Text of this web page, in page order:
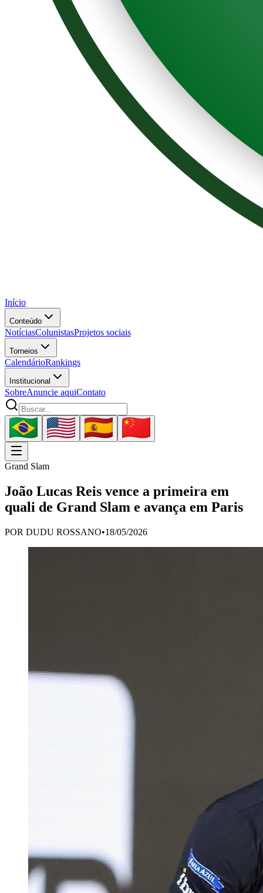
Início
Conteúdo
NotíciasColunistasProjetos sociais
Torneios
CalendárioRankings
Institucional
SobreAnuncie aquiContato
Grand Slam
João Lucas Reis vence a primeira em
quali de Grand Slam e avança em Paris
POR DUDU ROSSANO•18/05/2026